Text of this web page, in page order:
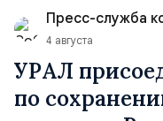
Пресс-служба
4 августа
УРАЛ
по